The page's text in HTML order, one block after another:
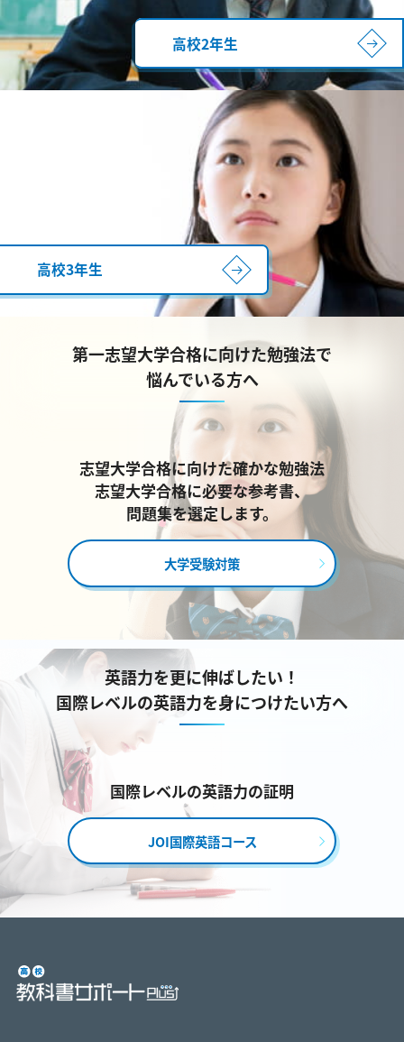
高校2年生
高校3年生
第一志望大学合格に向けた勉強法で
悩んでいる方へ
志望大学合格に向けた確かな勉強法
志望大学合格に必要な参考書、
問題集を選定します。
大学受験対策
英語力を更に伸ばしたい！
国際レベルの英語力を身につけたい方へ
国際レベルの英語力の証明
JOI国際英語コース